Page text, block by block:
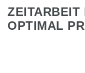
ZEITARBEIT
OPTIMAL